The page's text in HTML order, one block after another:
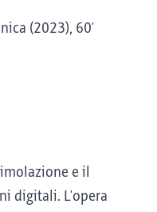
(2023), 60'
e il
digitali. L'opera